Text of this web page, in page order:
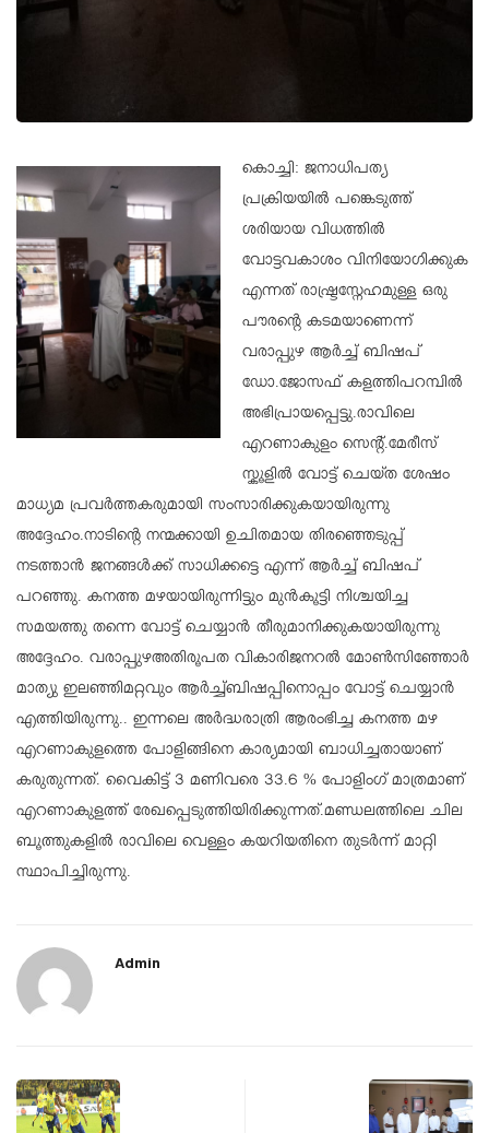
കൊച്ചി: ജനാധിപത്യ
പ്രക്രിയയിൽ പങ്കെടുത്ത്
ശരിയായ വിധത്തിൽ
വോട്ടവകാശം വിനിയോഗിക്കുക
എന്നത് രാഷ്ട്രസ്നേഹമുള്ള ഒരു
പൗരന്റെ കടമയാണെന്ന്
വരാപ്പുഴ ആർച്ച് ബിഷപ്
ഡോ.ജോസഫ് കളത്തിപറമ്പിൽ
അഭിപ്രായപ്പെട്ടു.രാവിലെ
എറണാകുളം സെന്റ്.മേരീസ്
സ്കൂളിൽ വോട്ട് ചെയ്ത ശേഷം
മാധ്യമ പ്രവർത്തകരുമായി സംസാരിക്കുകയായിരുന്നു
അദ്ദേഹം.നാടിന്റെ നന്മക്കായി ഉചിതമായ തിരഞ്ഞെടുപ്പ്
നടത്താൻ ജനങ്ങൾക്ക് സാധിക്കട്ടെ എന്ന് ആർച്ച് ബിഷപ്
പറഞ്ഞു. കനത്ത മഴയായിരുന്നിട്ടും മുൻകൂട്ടി നിശ്ചയിച്ച
സമയത്തു തന്നെ വോട്ട് ചെയ്യാൻ തീരുമാനിക്കുകയായിരുന്നു
അദ്ദേഹം. വരാപ്പുഴഅതിരൂപത വികാരിജനറൽ മോൺസിഞ്ഞോർ
മാത്യു ഇലഞ്ഞിമറ്റവും ആർച്ച്ബിഷപ്പിനൊപ്പം വോട്ട് ചെയ്യാൻ
എത്തിയിരുന്നു.. ഇന്നലെ അർദ്ധരാത്രി ആരംഭിച്ച കനത്ത മഴ
എറണാകുളത്തെ പോളിങ്ങിനെ കാര്യമായി ബാധിച്ചതായാണ്
കരുതുന്നത്. വൈകിട്ട് 3 മണിവരെ 33.6 % പോളിംഗ് മാത്രമാണ്
എറണാകുളത്ത് രേഖപ്പെടുത്തിയിരിക്കുന്നത്.മണ്ഡലത്തിലെ ചില
ബൂത്തുകളിൽ രാവിലെ വെള്ളം കയറിയതിനെ തുടർന്ന് മാറ്റി
സ്ഥാപിച്ചിരുന്നു.
Admin